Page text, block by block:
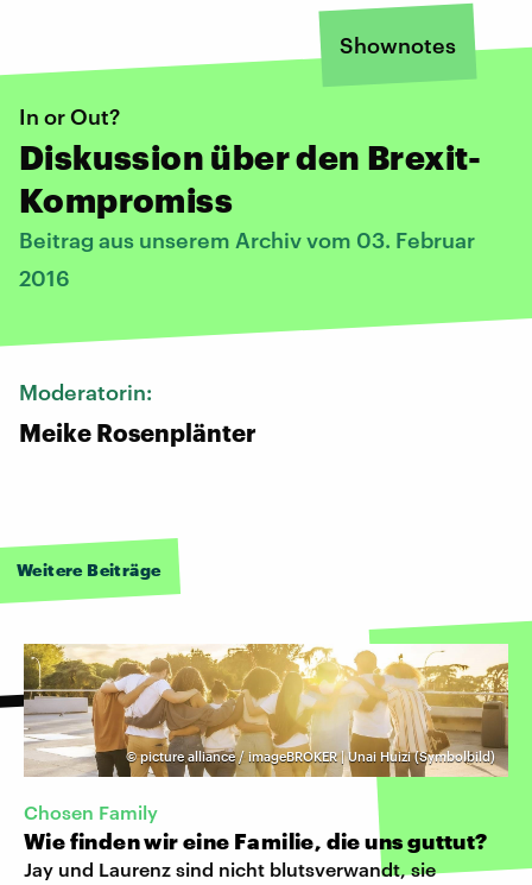
Shownotes
In or Out?
Diskussion über den Brexit-
Kompromiss
Beitrag aus unserem Archiv vom 03. Februar
2016
Moderatorin:
Meike Rosenplänter
Weitere Beiträge
©picture alliance / imageBROKER | Unai Huizi (Symbolbild)
Chosen Family
Wie finden wir eine Familie, die uns guttut?
Jay und Laurenz sind nicht blutsverwandt, sie